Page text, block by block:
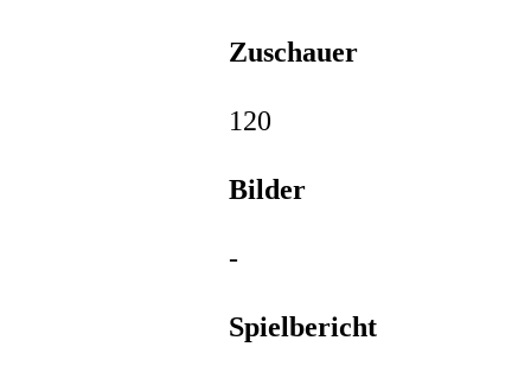
Zuschauer
120
Bilder
-
Spielbericht